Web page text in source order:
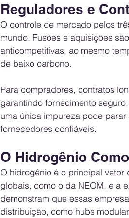
Reguladores e
O controle de mercado pelos
mundo. Fusões e aquisições
anticompetitivas, ao mesmo
de baixo carbono.
Para compradores, contratos
garantindo fornecimento
uma única impureza pode
fornecedores confiáveis.
O Hidrogênio
O hidrogênio é o principal vetor
globais, como o da NEOM, e a
demonstram que essas
distribuição, como hubs